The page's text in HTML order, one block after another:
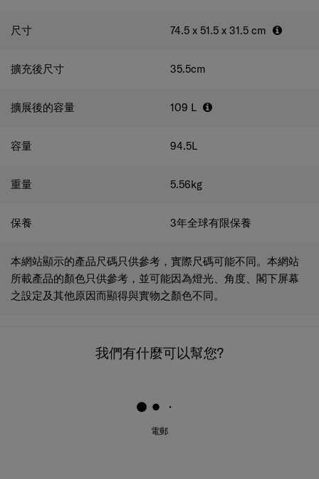
尺寸 74.5 x 51.5 x 31.5 cm
擴充後尺寸 35.5cm
擴展後的容量 109 L
容量 94.5L
重量 5.56kg
保養 3年全球有限保養
本網站顯示的產品尺碼只供參考，實際尺碼可能不同。本網站
所載產品的顏色只供參考，並可能因為燈光、角度、閣下屏幕
之設定及其他原因而顯得與實物之顏色不同。
我們有什麼可以幫您?
電郵